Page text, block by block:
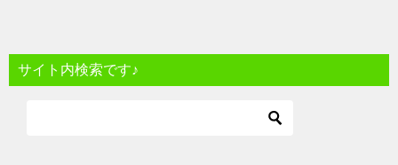
サイト内検索です♪